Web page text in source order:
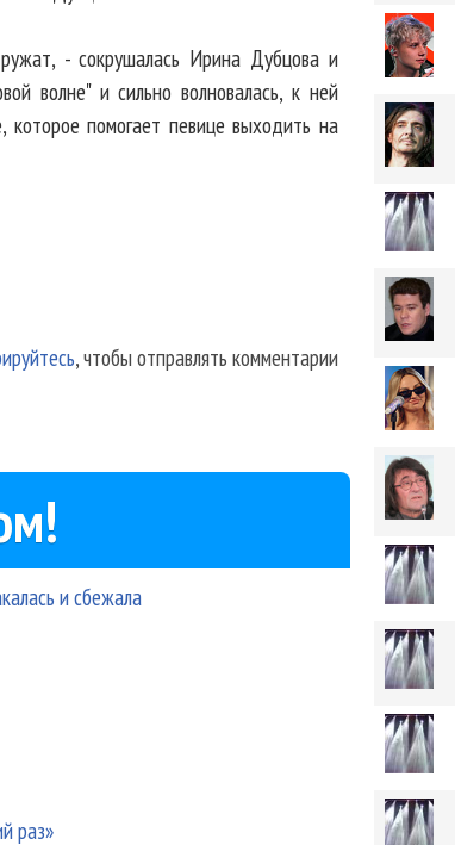
- сокрушалась Ирина Дубцова и
волне" и сильно волновалась, к ней
которое помогает певице выходить на
, чтобы отправлять комментарии
и сбежала
раз»